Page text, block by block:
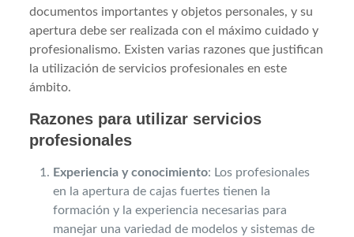
documentos importantes y objetos personales, y su
apertura debe ser realizada con el máximo cuidado y
profesionalismo. Existen varias razones que justifican
la utilización de servicios profesionales en este
ámbito.
Razones para utilizar servicios
profesionales
Experiencia y conocimiento: Los profesionales
en la apertura de cajas fuertes tienen la
formación y la experiencia necesarias para
manejar una variedad de modelos y sistemas de